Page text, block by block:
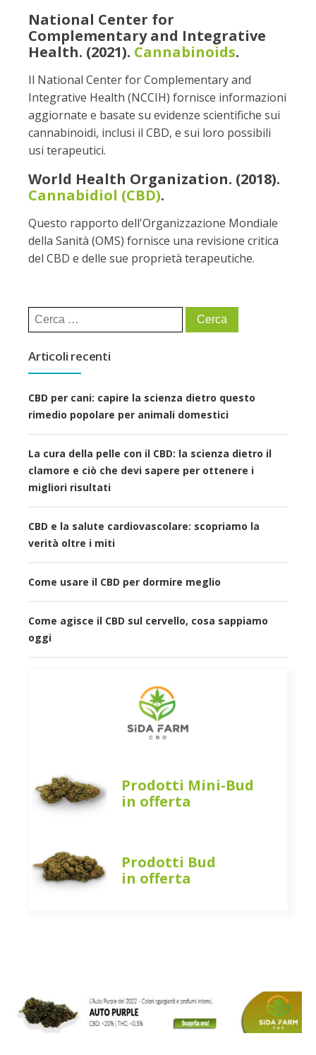
National Center for
Complementary and Integrative
Health. (2021). Cannabinoids.
Il National Center for Complementary and
Integrative Health (NCCIH) fornisce informazioni
aggiornate e basate su evidenze scientifiche sui
cannabinoidi, inclusi il CBD, e sui loro possibili
usi terapeutici.
World Health Organization. (2018).
Cannabidiol (CBD).
Questo rapporto dell'Organizzazione Mondiale
della Sanità (OMS) fornisce una revisione critica
del CBD e delle sue proprietà terapeutiche.
Ricerca
per:
Articoli recenti
CBD per cani: capire la scienza dietro questo
rimedio popolare per animali domestici
La cura della pelle con il CBD: la scienza dietro il
clamore e ciò che devi sapere per ottenere i
migliori risultati
CBD e la salute cardiovascolare: scopriamo la
verità oltre i miti
Come usare il CBD per dormire meglio
Come agisce il CBD sul cervello, cosa sappiamo
oggi
Prodotti Mini-Bud
in offerta
Prodotti Bud
in offerta